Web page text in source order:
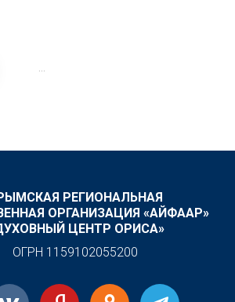
…
РЕГИОНАЛЬНАЯ
ОРГАНИЗАЦИЯ «АЙФААР»
ЦЕНТР ОРИСА»
ОГРН 1159102055200